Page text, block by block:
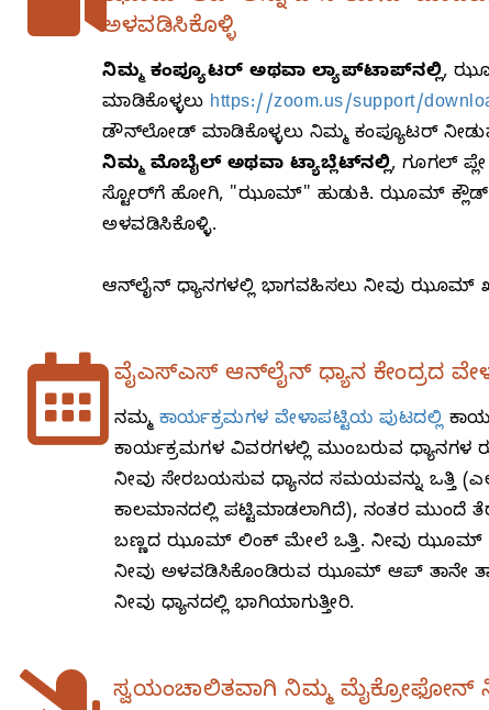
ಅಳವಡಿಸಿಕೊಳ್ಳಿ
ನಿಮ್ಮ ಕಂಪ್ಯೂಟರ್‌ ಅಥವಾ ಲ್ಯಾಪ್‌ಟಾಪ್‌ನಲ್ಲಿ,
ಮಾಡಿಕೊಳ್ಳಲು https://zoom.us/support/
ಡೌನ್‌ಲೋಡ್‌ ಮಾಡಿಕೊಳ್ಳಲು ನಿಮ್ಮ ಕಂಪ್ಯೂಟರ್‌
ನಿಮ್ಮ ಮೊಬೈಲ್‌ ಅಥವಾ ಟ್ಯಾಬ್ಲೆಟ್‌ನಲ್ಲಿ, ಗೂಗಲ್‌
ಸ್ಟೋರ್‌ಗೆ ಹೋಗಿ, "ಝೂಮ್‌" ಹುಡುಕಿ. ಝೂಮ್‌
ಅಳವಡಿಸಿಕೊಳ್ಳಿ.
ಆನ್‌ಲೈನ್‌ ಧ್ಯಾನಗಳಲ್ಲಿ ಭಾಗವಹಿಸಲು ನೀವು ಝೂಮ್‌
ವೈಎಸ್‌ಎಸ್‌ ಆನ್‌ಲೈನ್‌ ಧ್ಯಾನ ಕೇಂದ್ರದ
ನಮ್ಮ ಕಾರ್ಯಕ್ರಮಗಳ ವೇಳಾಪಟ್ಟಿಯ ಪುಟದಲ್ಲಿ
ಕಾರ್ಯಕ್ರಮಗಳ ವಿವರಗಳಲ್ಲಿ ಮುಂಬರುವ
ನೀವು ಸೇರಬಯಸುವ ಧ್ಯಾನದ ಸಮಯವನ್ನು ಒತ್ತಿ
ಕಾಲಮಾನದಲ್ಲಿ ಪಟ್ಟಿಮಾಡಲಾಗಿದೆ), ನಂತರ ಮುಂದೆ
ಬಣ್ಣದ ಝೂಮ್‌ ಲಿಂಕ್‌ ಮೇಲೆ ಒತ್ತಿ. ನೀವು ಝೂಮ್‌
ನೀವು ಅಳವಡಿಸಿಕೊಂಡಿರುವ ಝೂಮ್‌ ಆಪ್‌ ತಾನೇ
ನೀವು ಧ್ಯಾನದಲ್ಲಿ ಭಾಗಿಯಾಗುತ್ತೀರಿ.
ಸ್ವಯಂಚಾಲಿತವಾಗಿ ನಿಮ್ಮ ಮೈಕ್ರೋಫೋನ್‌